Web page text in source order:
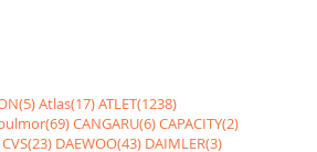
Atlas(17)ATLET(1238)
CANGARU(6)CAPACITY(2)
CVS(23) DAEWOO(43) DAIMLER(3)